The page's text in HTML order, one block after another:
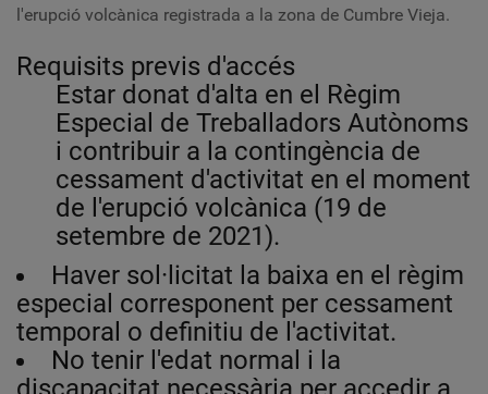
l'erupció volcànica registrada a la zona de Cumbre Vieja.
Requisits previs d'accés
Estar donat d'alta en el Règim
Especial de Treballadors Autònoms
i contribuir a la contingència de
cessament d'activitat en el moment
de l'erupció volcànica (19 de
setembre de 2021).
Haver sol·licitat la baixa en el règim
especial corresponent per cessament
temporal o definitiu de l'activitat.
No tenir l'edat normal i la